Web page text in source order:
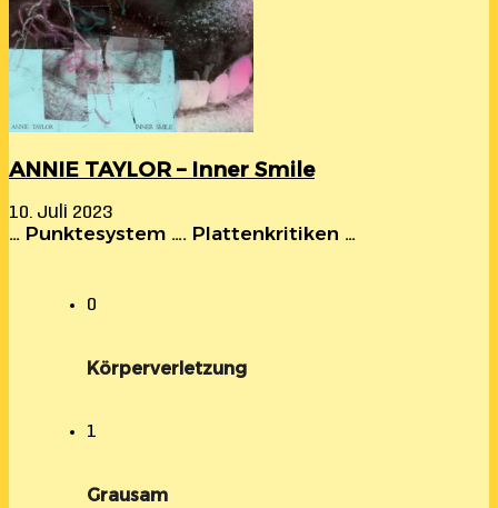
ANNIE TAYLOR – Inner Smile
10. Juli 2023
… Punktesystem …. Plattenkritiken …
0
Körperverletzung
1
Grausam